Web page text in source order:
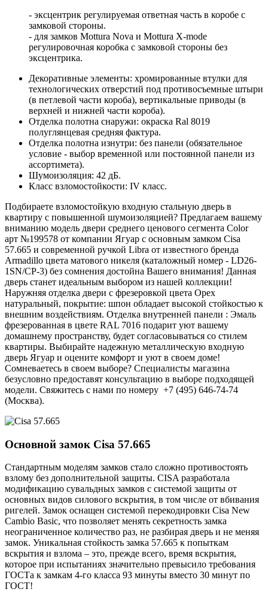
- эксцентрик регулируемая ответная часть в коробе с
замковой стороны.
- для замков Mottura Nova и Mottura X-mode
регулировочная коробка с замковой стороны без
эксцентрика.
Декоративные элементы: хромированные втулки для
технологических отверстий под противосъемные штыри
(в петлевой части короба), вертикальные приводы (в
верхней и нижней части короба).
Отделка полотна снаружи: окраска Ral 8019
полуглянцевая средняя фактура.
Отделка полотна изнутри: без панели (обязательное
условие - выбор временной или постоянной панели из
ассортимета).
Шумоизоляция: 42 дБ.
Класс взломостойкости: IV класс.
Подбираете взломостойкую входную стальную дверь в
квартиру с повышенной шумоизоляцией? Предлагаем вашему
вниманию модель двери среднего ценового сегмента Color
арт №199578 от компании Ягуар с основным замком Cisa
57.665 и современной ручкой Libra от известного бренда
Armadillo цвета матового никеля (каталожный номер - LD26-
1SN/CP-3) без сомнения достойна Вашего внимания! Данная
дверь станет идеальным выбором из нашей коллекции!
Наружняя отделка двери с фрезеровкой цвета Орех
натуральный, покрытие: шпон обладает высокой стойкостью к
внешним воздействиям. Отделка внутренней панели : Эмаль
фрезерованная в цвете RAL 7016 подарит уют вашему
домашнему пространству, будет согласовываться со стилем
квартиры. Выбирайте надежную металлическую входную
дверь Ягуар и оцените комфорт и уют в своем доме!
Сомневаетесь в своем выборе? Специалисты магазина
безусловно предоставят консультацию в выборе подходящей
модели. Свяжитесь с нами по номеру +7 (495) 646-74-74
(Москва).
Основной замок Cisa 57.665
Стандартным моделям замков стало сложно противостоять
взлому без дополнительной защиты. CISA разработала
модификацию сувальдных замков с системой защиты от
основных видов силового вскрытия, в том числе от вбивания
ригелей. Замок оснащен системой перекодировки Cisa New
Cambio Basic, что позволяет менять секретность замка
неограниченное количество раз, не разбирая дверь и не меняя
замок. Уникальная стойкость замка 57.665 к попыткам
вскрытия и взлома – это, прежде всего, время вскрытия,
которое при испытаниях значительно превысило требования
ГОСТа к замкам 4-го класса 93 минуты вместо 30 минут по
ГОСТ!